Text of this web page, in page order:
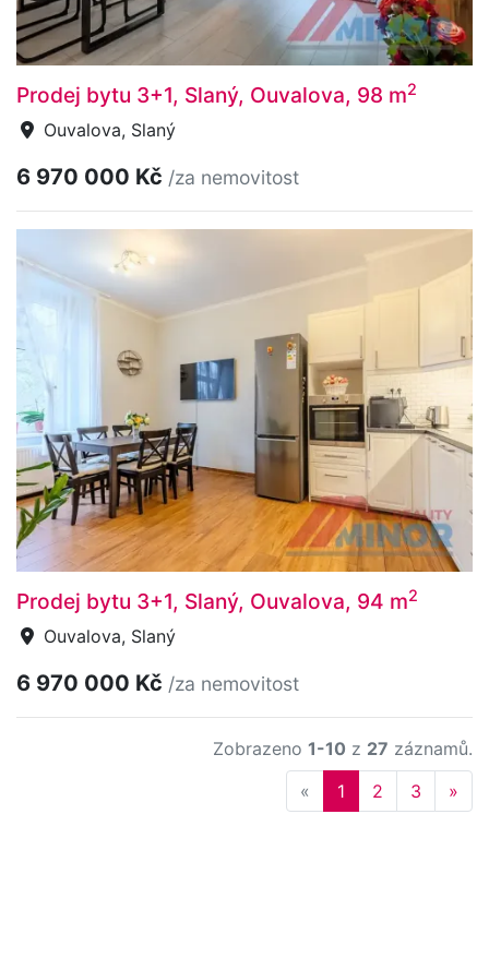
Prodej bytu 3+1, Slaný, Ouvalova, 98 m2
Ouvalova, Slaný
6 970 000 Kč /za nemovitost
Prodej bytu 3+1, Slaný, Ouvalova, 94 m2
Ouvalova, Slaný
6 970 000 Kč /za nemovitost
Zobrazeno 1-10 z 27 záznamů.
« Previous
1 2 3 »